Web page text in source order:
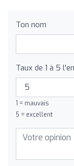
Ton nom
Taux de 1 à 5
1 = mauvais
5 = excellent